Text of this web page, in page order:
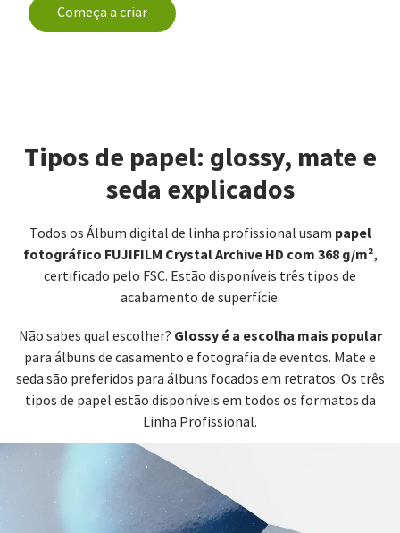
Começa a criar
Tipos de papel: glossy, mate e
seda explicados
Todos os Álbum digital de linha profissional usam papel
fotográfico FUJIFILM Crystal Archive HD com 368 g/m²,
certificado pelo FSC. Estão disponíveis três tipos de
acabamento de superfície.
Não sabes qual escolher? Glossy é a escolha mais popular
para álbuns de casamento e fotografia de eventos. Mate e
seda são preferidos para álbuns focados em retratos. Os três
tipos de papel estão disponíveis em todos os formatos da
Linha Profissional.